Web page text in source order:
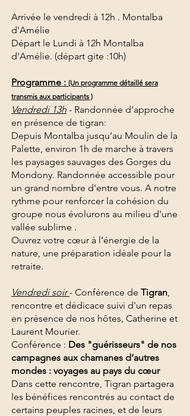
Arrivée le vendredi à 12h . Montalba
d'Amélie
Départ le Lundi à 12h Montalba
d'Amélie. (départ gite :10h)
Programme : (Un programme détaillé sera
transmis aux participants )
Vendredi 13h - Randonnée d’approche
en présence de tigran:
Depuis Montalba jusqu’au Moulin de la
Palette, environ 1h de marche à travers
les paysages sauvages des Gorges du
Mondony. Randonnée accessible pour
un grand nombre d'entre vous. A notre
rythme pour renforcer la cohésion du
groupe nous évolurons au milieu d'une
vallée sublime .
Ouvrez votre cœur à l’énergie de la
nature, une préparation idéale pour la
retraite.
Vendredi soir- Conférence de Tigran,
rencontre et dédicace suivi d'un repas
en présence de nos hôtes, Catherine et
Laurent Mourier.
Conférence : Des "guérisseurs" de nos
campagnes aux chamanes d’autres
mondes : voyages au pays du cœur
Dans cette rencontre, Tigran partagera
les bénéfices rencontrés au contact de
certains peuples racines, et de leurs